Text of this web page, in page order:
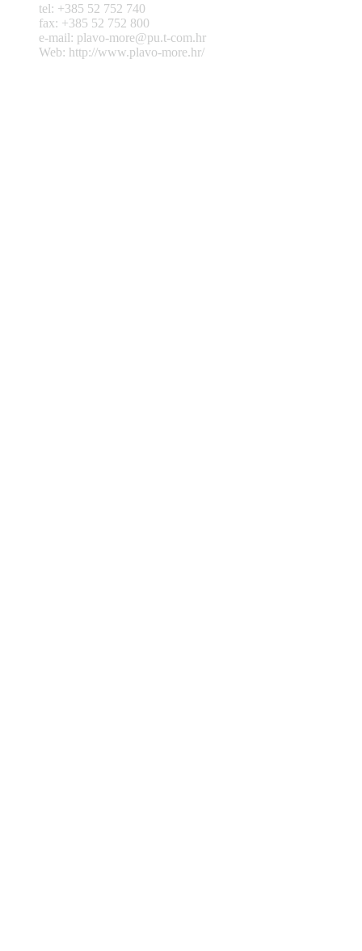
tel: +385 52 752 740
fax: +385 52 752 800
e-mail: plavo-more@pu.t-com.hr
Web: http://www.plavo-more.hr/